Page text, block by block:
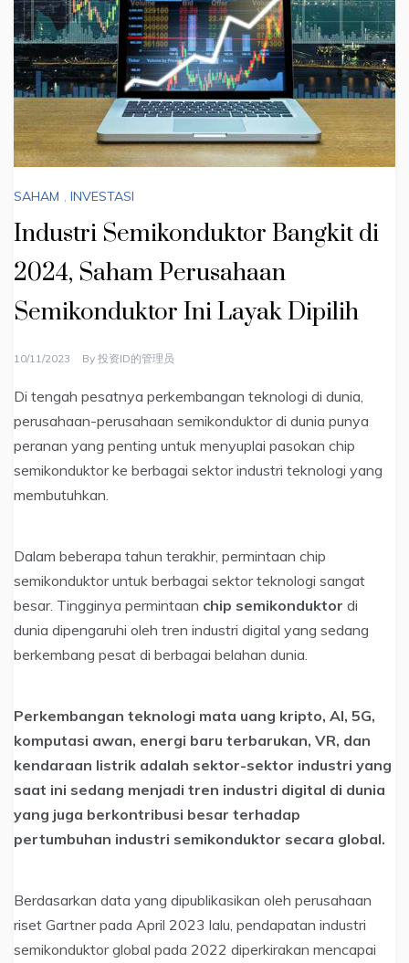
SAHAM , INVESTASI
Industri Semikonduktor Bangkit di
2024, Saham Perusahaan
Semikonduktor Ini Layak Dipilih
10/11/2023 By 投资ID的管理员
Di tengah pesatnya perkembangan teknologi di dunia,
perusahaan-perusahaan semikonduktor di dunia punya
peranan yang penting untuk menyuplai pasokan chip
semikonduktor ke berbagai sektor industri teknologi yang
membutuhkan.
Dalam beberapa tahun terakhir, permintaan chip
semikonduktor untuk berbagai sektor teknologi sangat
besar. Tingginya permintaan chip semikonduktor di
dunia dipengaruhi oleh tren industri digital yang sedang
berkembang pesat di berbagai belahan dunia.
Perkembangan teknologi mata uang kripto, AI, 5G,
komputasi awan, energi baru terbarukan, VR, dan
kendaraan listrik adalah sektor-sektor industri yang
saat ini sedang menjadi tren industri digital di dunia
yang juga berkontribusi besar terhadap
pertumbuhan industri semikonduktor secara global.
Berdasarkan data yang dipublikasikan oleh perusahaan
riset Gartner pada April 2023 lalu, pendapatan industri
semikonduktor global pada 2022 diperkirakan mencapai